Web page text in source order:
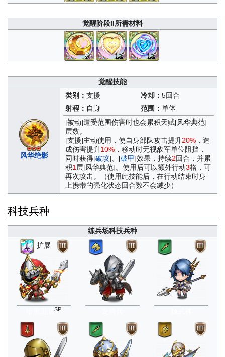
觉醒阶段II所需材料
5 12 12
觉醒技能
风华绝影
类别： 支援 冷却： 5回合
射程： 自身 范围： 单体
[被动]遭受范围伤害时也会累积天赋[风华典范]
层数。
[支援]主动使用，使自身部队攻击提升20%，造
成伤害提升10%，移动时无视敌军单位阻挡，
同时获得[破攻]、[破甲]效果，持续2回合，并累
积1 层[风华典范]。使用后可以额外行动3格，可
再次攻击。（使用此技能后，在行动结束时身
上携带的强化状态回合数不会减少）
科技兵种
练兵场科技兵种
扩展
暗黑卫队SP